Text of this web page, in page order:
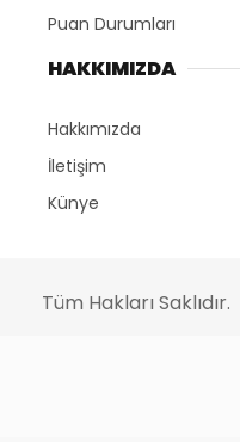
Puan Durumları
HAKKIMIZDA
Hakkımızda
İletişim
Künye
Tüm Hakları Saklıdır.